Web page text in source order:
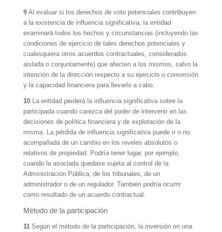
9 Al evaluar si los derechos de voto potenciales contribuyen
a la existencia de influencia significativa, la entidad
examinará todos los hechos y circunstancias (incluyendo las
condiciones de ejercicio de tales derechos potenciales y
cualesquiera otros acuerdos contractuales, considerados
aislada o conjuntamente) que afecten a los mismos, salvo la
intención de la dirección respecto a su ejercicio o conversión
y la capacidad financiera para llevarlo a cabo.
10 La entidad perderá la influencia significativa sobre la
participada cuando carezca del poder de intervenir en las
decisiones de política financiera y de explotación de la
misma. La pérdida de influencia significativa puede ir o no
acompañada de un cambio en los niveles absolutos o
relativos de propiedad. Podría tener lugar, por ejemplo,
cuando la asociada quedase sujeta al control de la
Administración Pública, de los tribunales, de un
administrador o de un regulador. También podría ocurrir
como resultado de un acuerdo contractual.
Método de la participación
11 Según el método de la participación, la inversión en una